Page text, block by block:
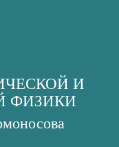
И
ФИЗИКИ